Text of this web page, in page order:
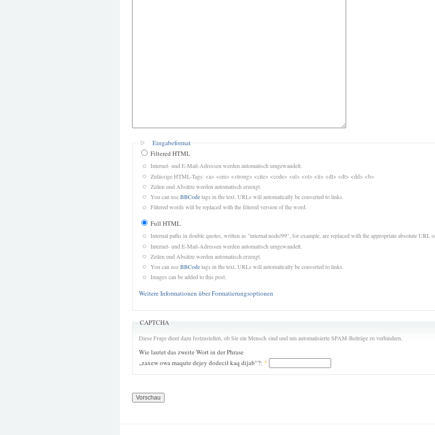
Eingabeformat
Filtered HTML
Internet- und E-Mail-Adressen werden automatisch umgewandelt.
Zulässige HTML-Tags: <a> <em> <strong> <cite> <code> <ul> <ol> <li> <dl> <dt> <dd> <b>
Zeilen und Absätze werden automatisch erzeugt.
You can useBBCodetags in the text. URLs will automatically be converted to links.
Filtered words will be replaced with the filtered version of the word.
Full HTML
Internal paths in double quotes, written as "internal:node/99", for example, are replaced with the appropriate absolute URL
Internet- und E-Mail-Adressen werden automatisch umgewandelt.
Zeilen und Absätze werden automatisch erzeugt.
You can useBBCodetags in the text. URLs will automatically be converted to links.
Images can be added to this post.
Weitere Informationen über Formatierungsoptionen
CAPTCHA
Diese Frage dient dazu festzustellen, ob Sie ein Mensch sind und um automatisierte SPAM-Beiträge zu verhindern.
Wie lautet das zweite Wort in der Phrase
„zaxew owa maqute dejey dodecil kaq dijab“?: *